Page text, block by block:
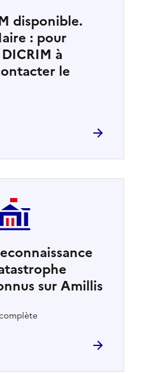
disponible.
: pour
à
le
sur Amillis